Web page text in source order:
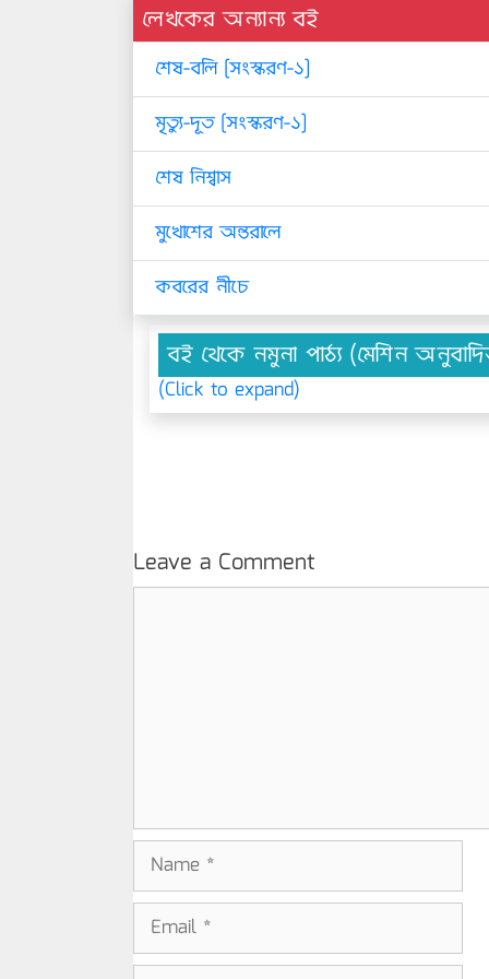
লেখকের অন্যান্য বই
শেষ-বলি [সংস্করণ-১]
মৃত্যু-দূত [সংস্করণ-১]
শেষ নিশ্বাস
মুখোশের অন্তরালে
কবরের নীচে
বই থেকে নমুনা পাঠ্য (মেশিন
(Click to expand)
Leave a Comment
Name
Email